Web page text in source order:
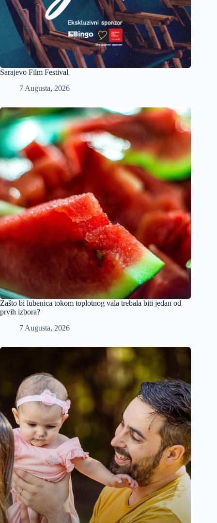
Sarajevo Film Festival
7 Augusta, 2026
Zašto bi lubenica tokom toplotnog vala trebala biti jedan od
prvih izbora?
7 Augusta, 2026